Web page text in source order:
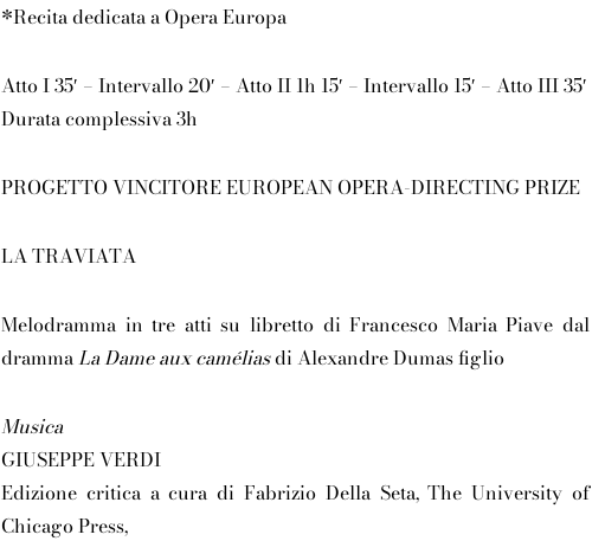
*Recita dedicata a Opera Europa
Atto I 35′ – Intervallo 20′ – Atto II 1h 15′ – Intervallo 15′ – Atto III 35′
Durata complessiva 3h
PROGETTO VINCITORE EUROPEAN OPERA-DIRECTING PRIZE
LA TRAVIATA
Melodramma in tre atti su libretto di Francesco Maria Piave dal
drammaLa Dame aux caméliasdi Alexandre Dumas figlio
Musica
GIUSEPPE VERDI
Edizione critica a cura di Fabrizio Della Seta, The University of
Chicago Press,